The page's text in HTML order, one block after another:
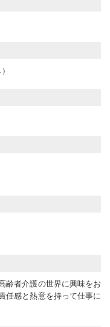
齢者介護の世界に興味をお
任感と熱意を持って仕事に